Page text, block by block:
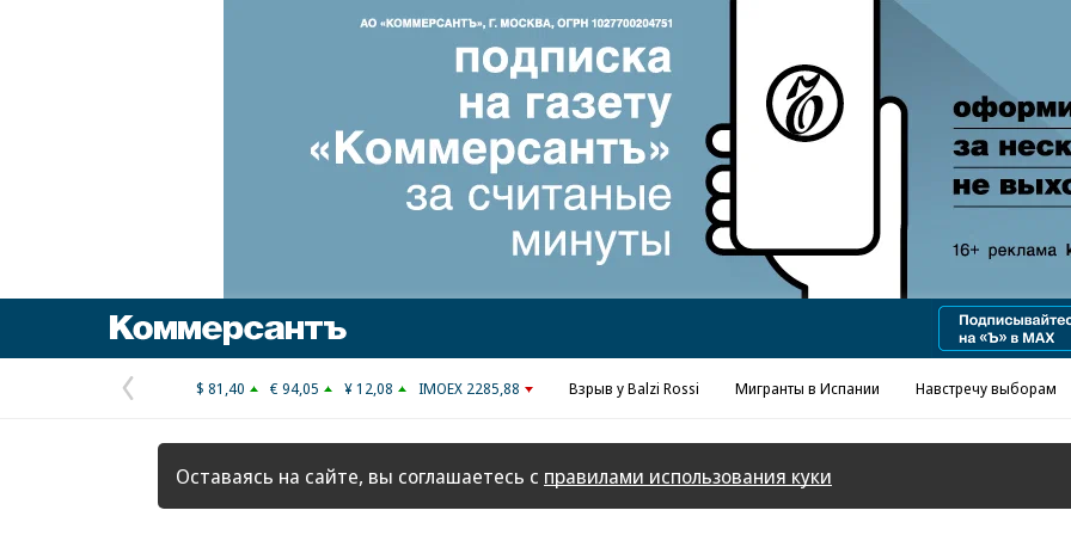
Предыдущая
страница
$ 81,40 € 94,05 ¥ 12,08 IMOEX 2285,88 Взрыв у Balzi Rossi Мигранты в Испании Навстречу выборам
Оставаясь на сайте, вы соглашаетесь с правилами использования куки